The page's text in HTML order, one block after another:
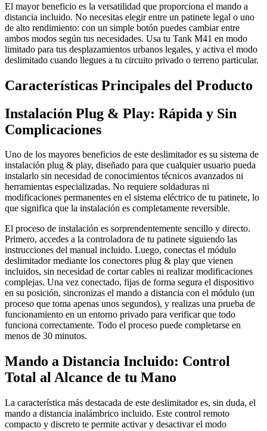
El mayor beneficio es la versatilidad que proporciona el mando a
distancia incluido. No necesitas elegir entre un patinete legal o uno
de alto rendimiento: con un simple botón puedes cambiar entre
ambos modos según tus necesidades. Usa tu Tank M41 en modo
limitado para tus desplazamientos urbanos legales, y activa el modo
deslimitado cuando llegues a tu circuito privado o terreno particular.
Características Principales del Producto
Instalación Plug & Play: Rápida y Sin
Complicaciones
Uno de los mayores beneficios de este deslimitador es su sistema de
instalación plug & play, diseñado para que cualquier usuario pueda
instalarlo sin necesidad de conocimientos técnicos avanzados ni
herramientas especializadas. No requiere soldaduras ni
modificaciones permanentes en el sistema eléctrico de tu patinete, lo
que significa que la instalación es completamente reversible.
El proceso de instalación es sorprendentemente sencillo y directo.
Primero, accedes a la controladora de tu patinete siguiendo las
instrucciones del manual incluido. Luego, conectas el módulo
deslimitador mediante los conectores plug & play que vienen
incluidos, sin necesidad de cortar cables ni realizar modificaciones
complejas. Una vez conectado, fijas de forma segura el dispositivo
en su posición, sincronizas el mando a distancia con el módulo (un
proceso que toma apenas unos segundos), y realizas una prueba de
funcionamiento en un entorno privado para verificar que todo
funciona correctamente. Todo el proceso puede completarse en
menos de 30 minutos.
Mando a Distancia Incluido: Control
Total al Alcance de tu Mano
La característica más destacada de este deslimitador es, sin duda, el
mando a distancia inalámbrico incluido. Este control remoto
compacto y discreto te permite activar y desactivar el modo